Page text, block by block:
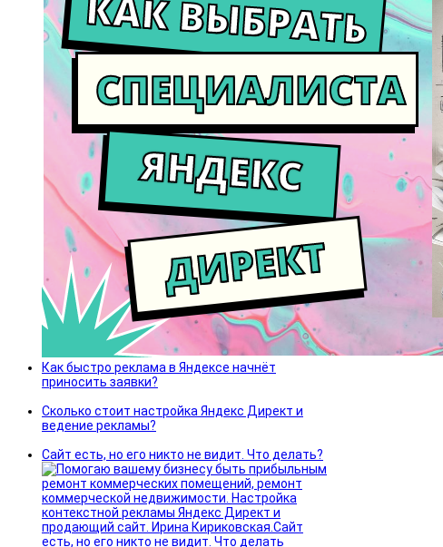
Как быстро реклама в Яндексе начнёт
приносить заявки?
Сколько стоит настройка Яндекс Директ и
ведение рекламы?
Сайт есть, но его никто не видит. Что делать?